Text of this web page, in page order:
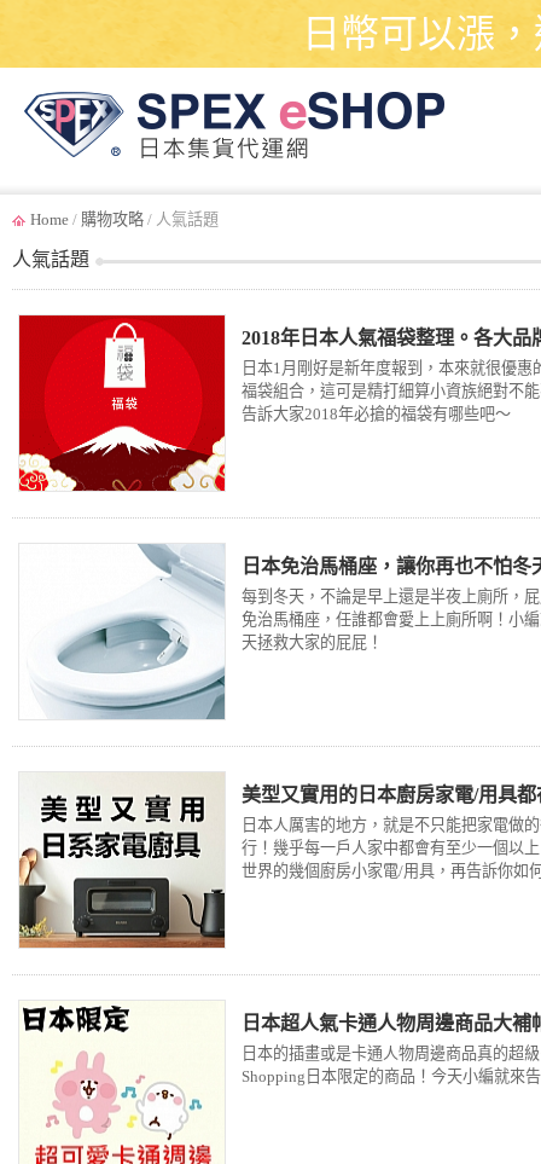
日幣可以漲
Home / 購物攻略 / 人氣話題
人氣話題
2018年日本人氣福袋整理。各大
日本1月剛好是新年度報到，本來就很優
福袋組合，這可是精打細算小資族絕對不
告訴大家2018年必搶的福袋有哪些吧～
日本免治馬桶座，讓你再也不怕冬
每到冬天，不論是早上還是半夜上廁所，
免治馬桶座，任誰都會愛上上廁所啊！小
天拯救大家的屁屁！
美型又實用的日本廚房家電/用具都
日本人厲害的地方，就是不只能把家電做
行！幾乎每一戶人家中都會有至少一個以
世界的幾個廚房小家電/用具，再告訴你如
日本超人氣卡通人物周邊商品大補
日本的插畫或是卡通人物周邊商品真的超
Shopping日本限定的商品！今天小編就來